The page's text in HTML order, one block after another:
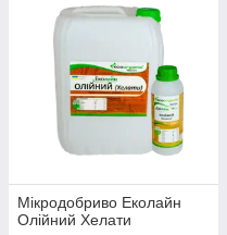
Мікродобриво Еколайн
Олійний Хелати